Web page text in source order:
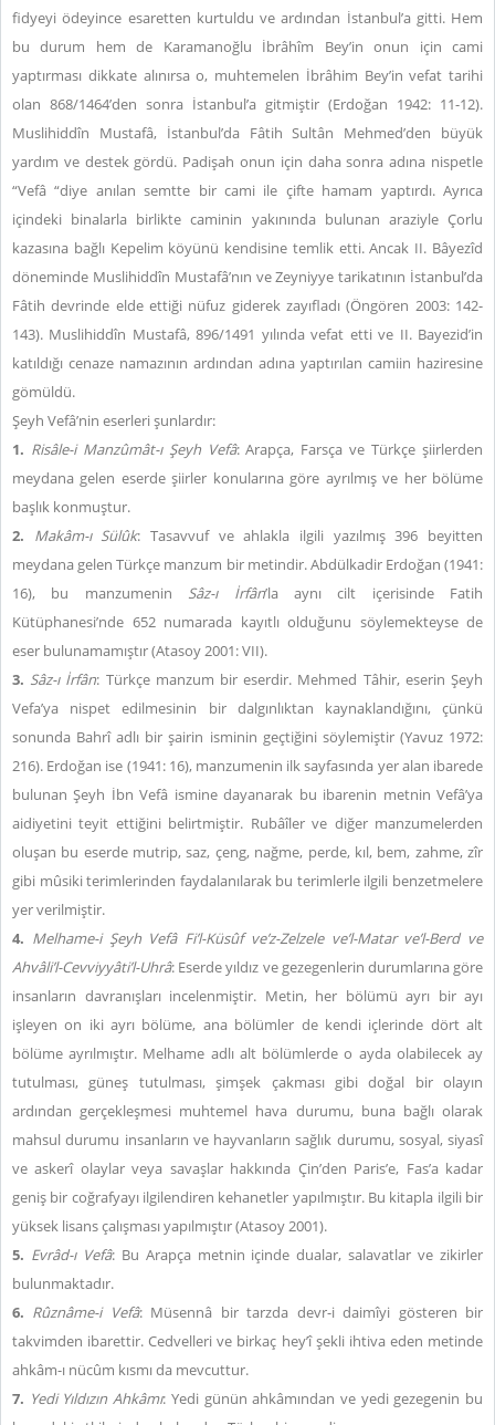
fidyeyi ödeyince esaretten kurtuldu ve ardından İstanbul’a gitti. Hem
bu durum hem de Karamanoğlu İbrâhîm Bey’in onun için cami
yaptırması dikkate alınırsa o, muhtemelen İbrâhim Bey’in vefat tarihi
olan 868/1464’den sonra İstanbul’a gitmiştir (Erdoğan 1942: 11-12).
Muslihiddîn Mustafâ, İstanbul’da Fâtih Sultân Mehmed’den büyük
yardım ve destek gördü. Padişah onun için daha sonra adına nispetle
“Vefâ “diye anılan semtte bir cami ile çifte hamam yaptırdı. Ayrıca
içindeki binalarla birlikte caminin yakınında bulunan araziyle Çorlu
kazasına bağlı Kepelim köyünü kendisine temlik etti. Ancak II. Bâyezîd
döneminde Muslihiddîn Mustafâ’nın ve Zeyniyye tarikatının İstanbul’da
Fâtih devrinde elde ettiği nüfuz giderek zayıfladı (Öngören 2003: 142-
143). Muslihiddîn Mustafâ, 896/1491 yılında vefat etti ve II. Bayezid’in
katıldığı cenaze namazının ardından adına yaptırılan camiin haziresine
gömüldü.
Şeyh Vefâ’nin eserleri şunlardır:
1. Risâle-i Manzûmât-ı Şeyh Vefâ: Arapça, Farsça ve Türkçe şiirlerden
meydana gelen eserde şiirler konularına göre ayrılmış ve her bölüme
başlık konmuştur.
2. Makâm-ı Sülûk: Tasavvuf ve ahlakla ilgili yazılmış 396 beyitten
meydana gelen Türkçe manzum bir metindir. Abdülkadir Erdoğan (1941:
16), bu manzumenin Sâz-ı İrfân’la aynı cilt içerisinde Fatih
Kütüphanesi’nde 652 numarada kayıtlı olduğunu söylemekteyse de
eser bulunamamıştır (Atasoy 2001: VII).
3. Sâz-ı İrfân: Türkçe manzum bir eserdir. Mehmed Tâhir, eserin Şeyh
Vefa’ya nispet edilmesinin bir dalgınlıktan kaynaklandığını, çünkü
sonunda Bahrî adlı bir şairin isminin geçtiğini söylemiştir (Yavuz 1972:
216). Erdoğan ise (1941: 16), manzumenin ilk sayfasında yer alan ibarede
bulunan Şeyh İbn Vefâ ismine dayanarak bu ibarenin metnin Vefâ’ya
aidiyetini teyit ettiğini belirtmiştir. Rubâîler ve diğer manzumelerden
oluşan bu eserde mutrip, saz, çeng, nağme, perde, kıl, bem, zahme, zîr
gibi mûsiki terimlerinden faydalanılarak bu terimlerle ilgili benzetmelere
yer verilmiştir.
4. Melhame-i Şeyh Vefâ Fi’l-Küsûf ve’z-Zelzele ve’l-Matar ve’l-Berd ve
Ahvâli’l-Cevviyyâti’l-Uhrâ: Eserde yıldız ve gezegenlerin durumlarına göre
insanların davranışları incelenmiştir. Metin, her bölümü ayrı bir ayı
işleyen on iki ayrı bölüme, ana bölümler de kendi içlerinde dört alt
bölüme ayrılmıştır. Melhame adlı alt bölümlerde o ayda olabilecek ay
tutulması, güneş tutulması, şimşek çakması gibi doğal bir olayın
ardından gerçekleşmesi muhtemel hava durumu, buna bağlı olarak
mahsul durumu insanların ve hayvanların sağlık durumu, sosyal, siyasî
ve askerî olaylar veya savaşlar hakkında Çin’den Paris’e, Fas’a kadar
geniş bir coğrafyayı ilgilendiren kehanetler yapılmıştır. Bu kitapla ilgili bir
yüksek lisans çalışması yapılmıştır (Atasoy 2001).
5. Evrâd-ı Vefâ: Bu Arapça metnin içinde dualar, salavatlar ve zikirler
bulunmaktadır.
6. Rûznâme-i Vefâ: Müsennâ bir tarzda devr-i daimîyi gösteren bir
takvimden ibarettir. Cedvelleri ve birkaç hey’î şekli ihtiva eden metinde
ahkâm-ı nücûm kısmı da mevcuttur.
7. Yedi Yıldızın Ahkâmı: Yedi günün ahkâmından ve yedi gezegenin bu